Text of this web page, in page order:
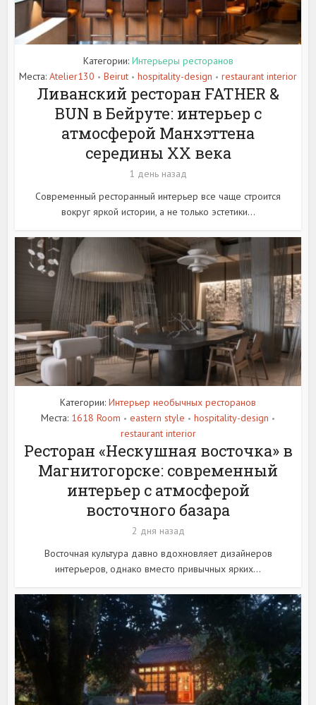
Категории: Интерьеры ресторанов
Места: Atelier130 • Beirut • hospitality-design • restaurant interior
Ливанский ресторан FATHER &
BUN в Бейруте: интерьер с
атмосферой Манхэттена
середины XX века
1 день назад
Современный ресторанный интерьер все чаще строится
вокруг яркой истории, а не только эстетики...
Категории: Интерьер необычных ресторанов
Места: 1618 Room • eastern style • hospitality-design •
restaurant interior
Ресторан «Нескушная восточка» в
Магнитогорске: современный
интерьер с атмосферой
восточного базара
2 дня назад
Восточная культура давно вдохновляет дизайнеров
интерьеров, однако вместо привычных ярких...